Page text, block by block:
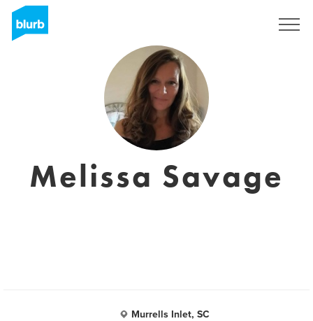
Melissa Savage
Murrells Inlet, SC